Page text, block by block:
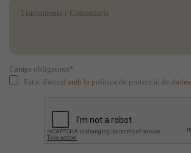
Camps obligatoris*
Estic d'acord amb la política de protecció de dades